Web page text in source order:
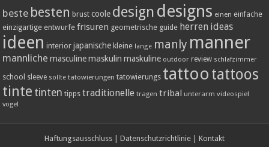
beste besten brust coole design designs einen einfache
einzigartige entwurfe frisuren geometrische guide herren ideas
ideen interior japanische kleine lange manly manner
mannliche masculine maskulin maskuline outdoor review schlafzimmer
school sleeve sollte tatowierungen tatowierungs tattoo tattoos
tinte tinten tipps traditionelle tragen tribal unterarm videospiel
vogel
Haftungsausschluss | Datenschutzrichtlinie | Kontakt